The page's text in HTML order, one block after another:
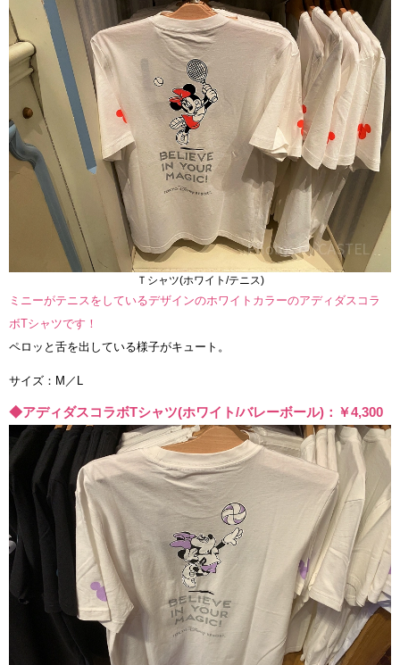
Ｔシャツ(ホワイト/テニス)
ミニーがテニスをしているデザインのホワイトカラーのアディダスコラ
ボTシャツです！
ペロッと舌を出している様子がキュート。
サイズ：M／L
◆アディダスコラボTシャツ(ホワイト/バレーボール)：￥4,300